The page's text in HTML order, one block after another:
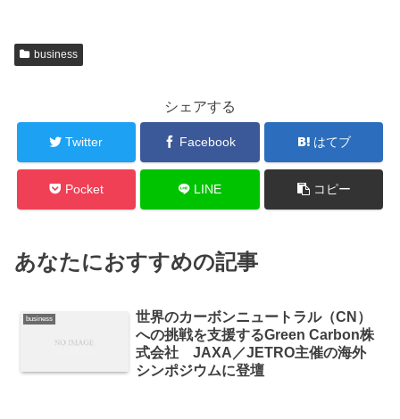
business
シェアする
Twitter Facebook はてブ
Pocket LINE コピー
あなたにおすすめの記事
business
世界のカーボンニュートラル（CN）
への挑戦を支援するGreen Carbon株
式会社 JAXA／JETRO主催の海外
シンポジウムに登壇